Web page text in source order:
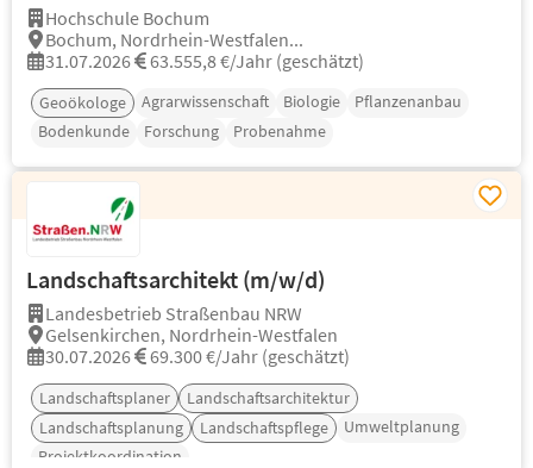
Hochschule Bochum
Bochum, Nordrhein-Westfalen...
31.07.2026
63.555,8 €/Jahr (geschätzt)
Geoökologe Agrarwissenschaft Biologie
Pflanzenanbau
Bodenkunde
Forschung Probenahme
Landschaftsarchitekt (m/w/d)
Landesbetrieb Straßenbau NRW
Gelsenkirchen, Nordrhein-Westfalen
30.07.2026
69.300 €/Jahr (geschätzt)
Landschaftsplaner
Landschaftsarchitektur
Landschaftsplanung
Landschaftspflege
Umweltplanung
Projektkoordination